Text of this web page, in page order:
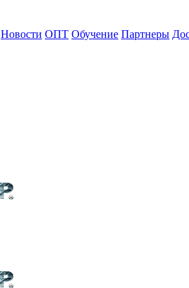
Новости ОПТ Обучение Партнеры